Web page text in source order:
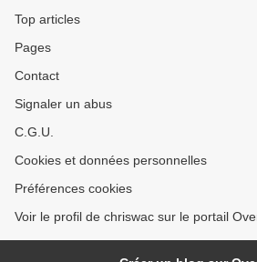
Top articles
Pages
Contact
Signaler un abus
C.G.U.
Cookies et données personnelles
Préférences cookies
Voir le profil de chriswac sur le portail